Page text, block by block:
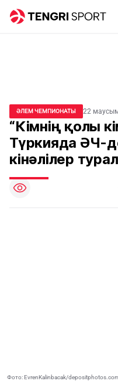
ӘЛЕМ ЧЕМПИОНАТЫ 22
“Кімнің қолы
Түркияда ӘЧ-
кінәлілер
Фото: EvrenKalinbacak/